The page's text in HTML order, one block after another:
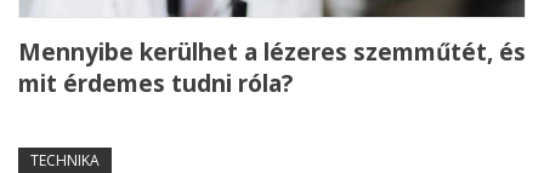
Mennyibe kerülhet a lézeres szemműtét, és
mit érdemes tudni róla?
TECHNIKA